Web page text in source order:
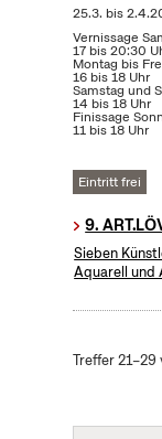
25.3. bis
Vernissage
17 bis 20:30
Montag bis
16 bis 18 Uhr
Samstag und
14 bis 18 Uhr
Finissage
11 bis 18 Uhr
Eintritt frei
9.
Sieben
Aquarell und
Treffer 21–29